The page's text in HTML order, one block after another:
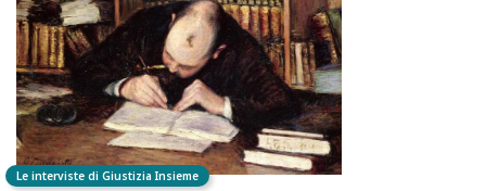
Le interviste di Giustizia Insieme